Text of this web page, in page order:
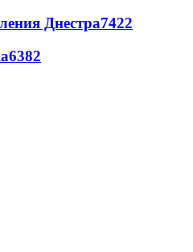
Днестра7422
6382